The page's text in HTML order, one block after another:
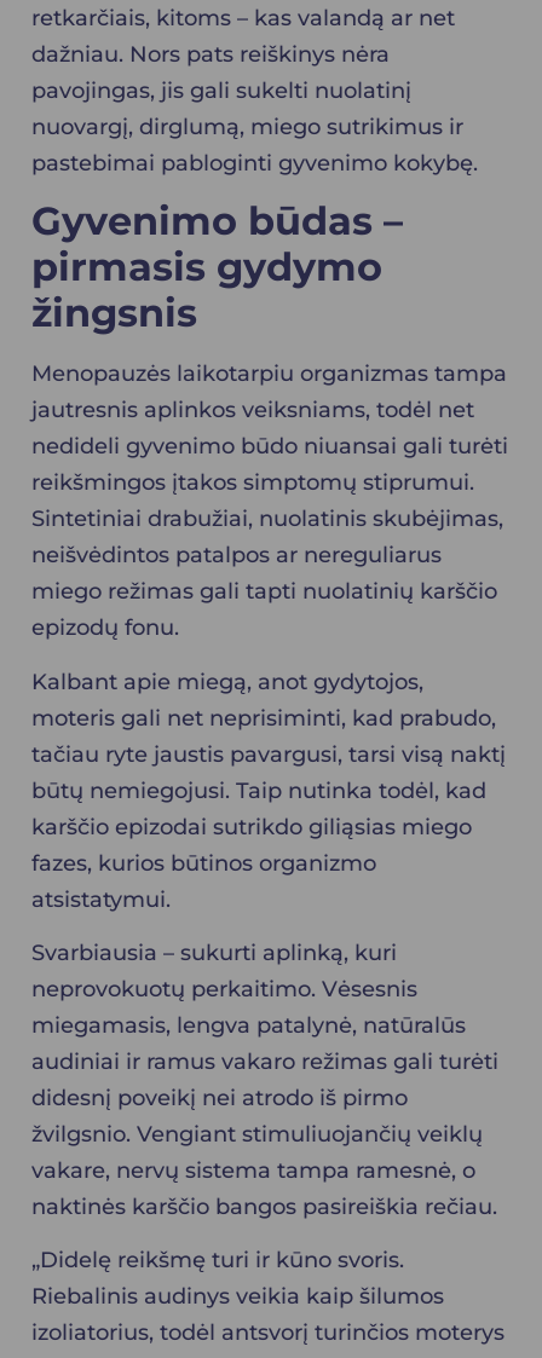
retkarčiais, kitoms – kas valandą ar net
dažniau. Nors pats reiškinys nėra
pavojingas, jis gali sukelti nuolatinį
nuovargį, dirglumą, miego sutrikimus ir
pastebimai pabloginti gyvenimo kokybę.
Gyvenimo būdas –
pirmasis gydymo
žingsnis
Menopauzės laikotarpiu organizmas tampa
jautresnis aplinkos veiksniams, todėl net
nedideli gyvenimo būdo niuansai gali turėti
reikšmingos įtakos simptomų stiprumui.
Sintetiniai drabužiai, nuolatinis skubėjimas,
neišvėdintos patalpos ar nereguliarus
miego režimas gali tapti nuolatinių karščio
epizodų fonu.
Kalbant apie miegą, anot gydytojos,
moteris gali net neprisiminti, kad prabudo,
tačiau ryte jaustis pavargusi, tarsi visą naktį
būtų nemiegojusi. Taip nutinka todėl, kad
karščio epizodai sutrikdo giliąsias miego
fazes, kurios būtinos organizmo
atsistatymui.
Svarbiausia – sukurti aplinką, kuri
neprovokuotų perkaitimo. Vėsesnis
miegamasis, lengva patalynė, natūralūs
audiniai ir ramus vakaro režimas gali turėti
didesnį poveikį nei atrodo iš pirmo
žvilgsnio. Vengiant stimuliuojančių veiklų
vakare, nervų sistema tampa ramesnė, o
naktinės karščio bangos pasireiškia rečiau.
„Didelę reikšmę turi ir kūno svoris.
Riebalinis audinys veikia kaip šilumos
izoliatorius, todėl antsvorį turinčios moterys